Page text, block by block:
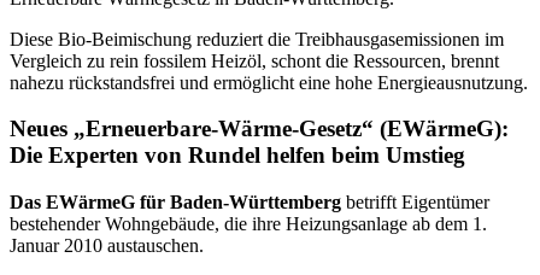
Diese Bio-Beimischung reduziert die Treibhausgasemissionen im
Vergleich zu rein fossilem Heizöl, schont die Ressourcen, brennt
nahezu rückstandsfrei und ermöglicht eine hohe Energieausnutzung.
Neues „Erneuerbare-Wärme-Gesetz“ (EWärmeG):
Die Experten von Rundel helfen beim Umstieg
Das EWärmeG für Baden-Württemberg betrifft Eigentümer
bestehender Wohngebäude, die ihre Heizungsanlage ab dem 1.
Januar 2010 austauschen.